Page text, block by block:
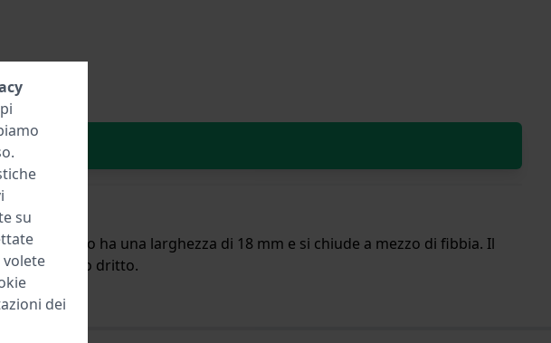
Il cinturino ha una larghezza di 18 mm e si chiude a mezzo di fibbia. Il
con attacco dritto.
su
volete
dei